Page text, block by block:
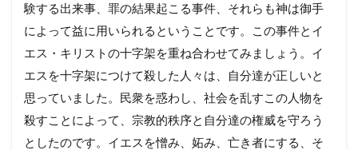
験する出来事、罪の結果起こる事件、それらも神は御手
によって益に用いられるということです。この事件とイ
エス・キリストの十字架を重ね合わせてみましょう。イ
エスを十字架につけて殺した人々は、自分達が正しいと
思っていました。民衆を惑わし、社会を乱すこの人物を
殺すことによって、宗教的秩序と自分達の権威を守ろう
としたのです。イエスを憎み、妬み、亡き者にする、そ